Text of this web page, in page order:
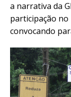
a narrativa da
participação
convocando